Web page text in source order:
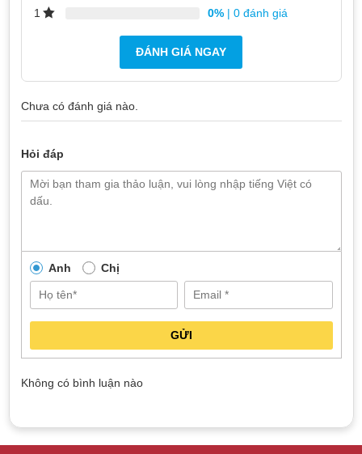
1
0%| 0 đánh giá
ĐÁNH GIÁ NGAY
Chưa có đánh giá nào.
Hỏi đáp
Anh Chị
GỬI
Không có bình luận nào